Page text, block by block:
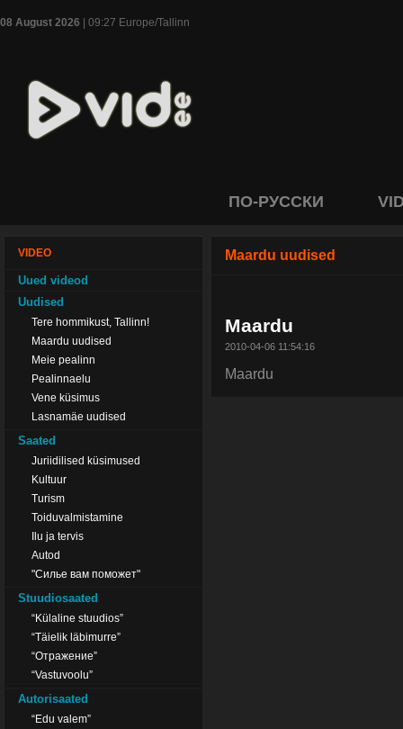
08 August 2026 | 09:27 Europe/Tallinn
ПО-РУССКИ
VIDEO
Uued videod
Uudised
Tere hommikust, Tallinn!
Maardu uudised
Meie pealinn
Pealinnaelu
Vene küsimus
Lasnamäe uudised
Saated
Juriidilised küsimused
Kultuur
Turism
Toiduvalmistamine
Ilu ja tervis
Autod
"Силье вам поможет"
Stuudiosaated
“Külaline stuudios”
“Täielik läbimurre”
“Отражение”
“Vastuvoolu”
Autorisaated
“Edu valem”
Maardu uudised
Maardu
2010-04-06 11:54:16
Maardu